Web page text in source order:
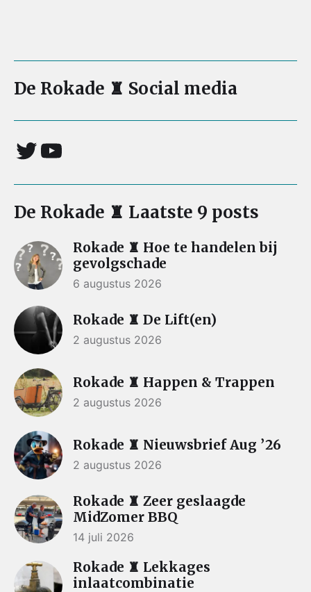
De Rokade ♜ Social media
De Rokade ♜ Laatste 9 posts
Rokade ♜ Hoe te handelen bij
gevolgschade
6 augustus 2026
Rokade ♜ De Lift(en)
2 augustus 2026
Rokade ♜ Happen & Trappen
2 augustus 2026
Rokade ♜ Nieuwsbrief Aug ’26
2 augustus 2026
Rokade ♜ Zeer geslaagde
MidZomer BBQ
14 juli 2026
Rokade ♜ Lekkages
inlaatcombinatie